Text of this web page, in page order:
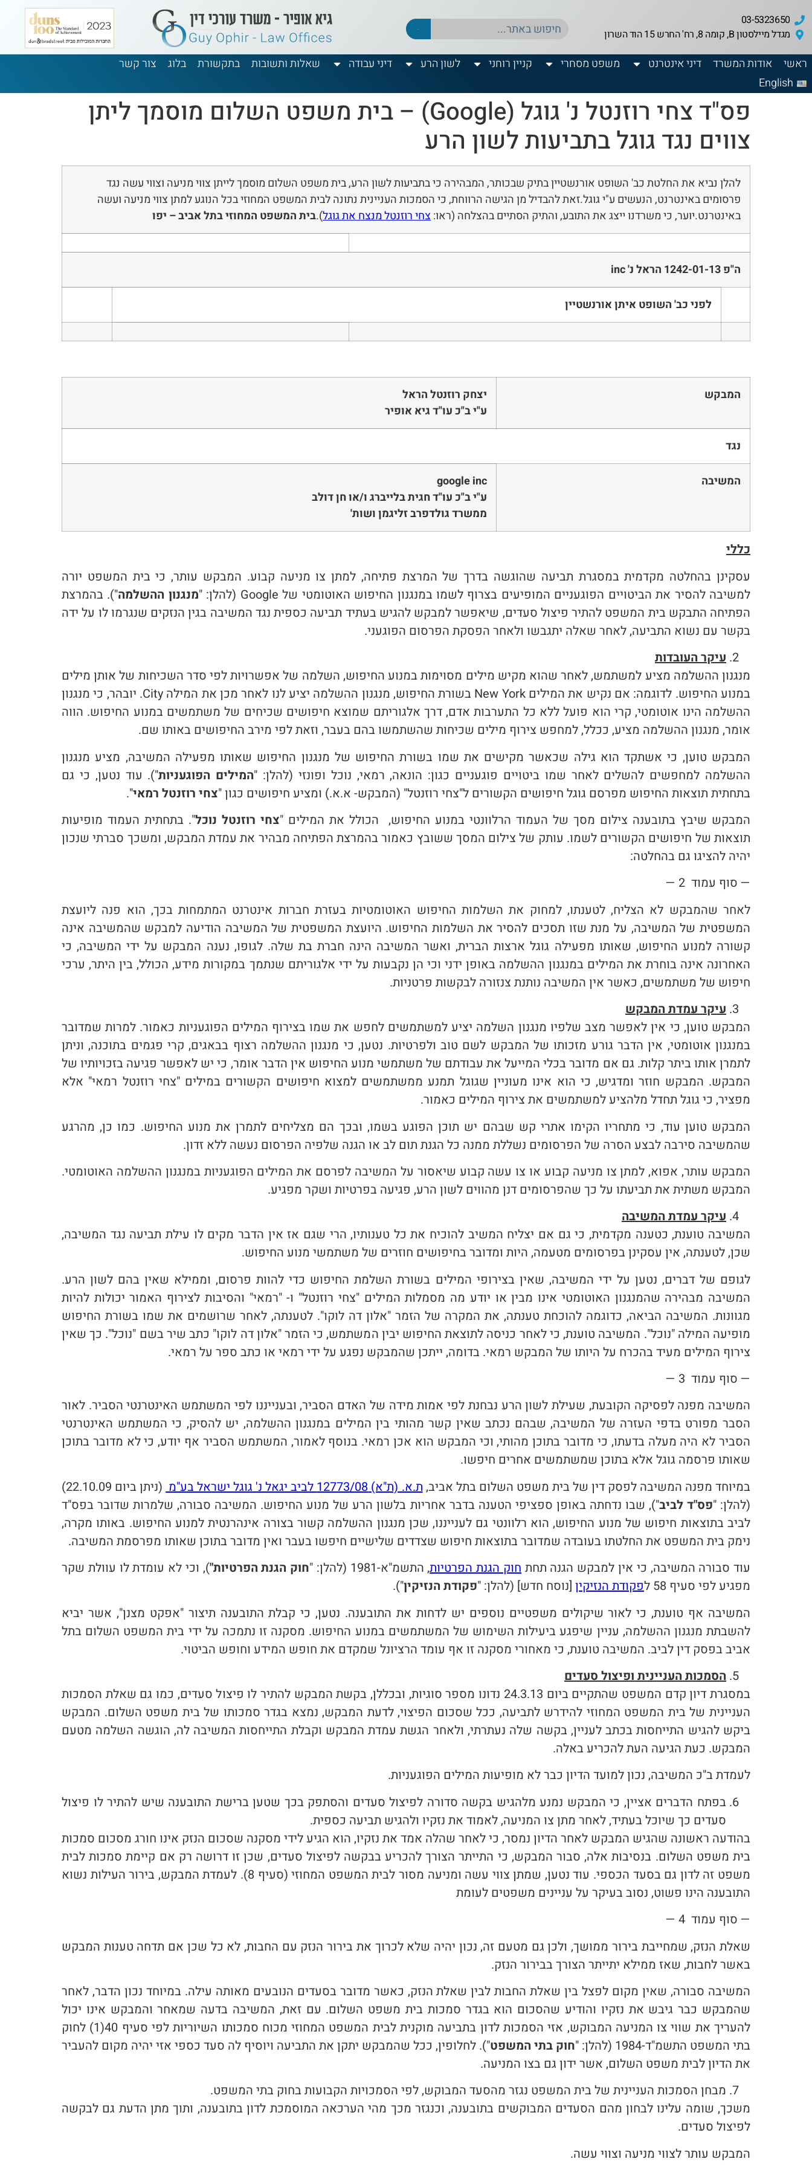
03-5323650
מגדל מיילסטון B, קומה 8, רח' החרש 15 הוד השרון
ראשי אודות המשרד דיני אינטרנט משפט מסחרי קניין רוחני לשון הרע דיני עבודה שאלות ותשובות בתקשורת בלוג
צור קשר
English
פס"ד צחי רוזנטל נ' גוגל (Google) – בית משפט השלום מוסמך ליתן
צווים נגד גוגל בתביעות לשון הרע
להלן נביא את החלטת כב' השופט אורנשטיין בתיק שבכותר, המבהירה כי בתביעות לשון הרע, בית משפט השלום מוסמך לייתן צווי מניעה וצווי עשה נגד
פרסומים באינטרנט, הנעשים ע"י גוגל.זאת להבדיל מן הגישה הרווחת, כי הסמכות העניינית נתונה לבית המשפט המחוזי בכל הנוגע למתן צווי מניעה ועשה
באינטרנט.יוער, כי משרדנו ייצג את התובע, והתיק הסתיים בהצלחה (ראו:צחי רוזנטל מנצח את גוגל).בית המשפט המחוזי בתל אביב – יפו
ה"פ 1242-01-13 הראל נ' inc
לפני כב' השופט איתן אורנשטיין
המבקש
יצחק רוזנטל הראל
ע"י ב"כ עו"ד גיא אופיר
נגד
המשיבה
google inc
ע"י ב"כ עו"ד חגית בלייברג ו/או חן דולב
ממשרד גולדפרב זליגמן ושות'
כללי
עסקינן בהחלטה מקדמית במסגרת תביעה שהוגשה בדרך של המרצת פתיחה, למתן צו מניעה קבוע. המבקש עותר, כי בית המשפט יורה
למשיבה להסיר את הביטויים הפוגעניים המופיעים בצרוף לשמו במנגנון החיפוש האוטומטי של Google (להלן: "
מנגנון ההשלמה"). בהמרצת
הפתיחה התבקש בית המשפט להתיר פיצול סעדים, שיאפשר למבקש להגיש בעתיד תביעה כספית נגד המשיבה בגין הנזקים שנגרמו לו על ידה
בקשר עם נשוא התביעה, לאחר שאלה יתגבשו ולאחר הפסקת הפרסום הפוגעני.
עיקר העובדות
מנגנון ההשלמה מציע למשתמש, לאחר שהוא מקיש מילים מסוימות במנוע החיפוש, השלמה של אפשרויות לפי סדר השכיחות של אותן מילים
במנוע החיפוש. לדוגמה: אם נקיש את המילים New York בשורת החיפוש, מנגנון ההשלמה יציע לנו לאחר מכן את המילה City. יובהר, כי מנגנון
ההשלמה הינו אוטומטי, קרי הוא פועל ללא כל התערבות אדם, דרך אלגוריתם שמוצא חיפושים שכיחים של משתמשים במנוע החיפוש. הווה
אומר, מנגנון ההשלמה מציע, ככלל, למחפש צירוף מילים שכיחות שהשתמשו בהם בעבר, וזאת לפי מירב החיפושים באותו שם.
המבקש טוען, כי אשתקד הוא גילה שכאשר מקישים את שמו בשורת החיפוש של מנגנון החיפוש שאותו מפעילה המשיבה, מציע מנגנון
ההשלמה למחפשים להשלים לאחר שמו ביטויים פוגעניים כגון: הונאה, רמאי, נוכל ופונזי (להלן: "המילים הפוגעניות"). עוד נטען, כי גם
בתחתית תוצאות החיפוש מפרסם גוגל חיפושים הקשורים ל"צחי רוזנטל" (המבקש- א.א.) ומציע חיפושים כגון "צחי רוזנטל רמאי".
המבקש שיבץ בתובענה צילום מסך של העמוד הרלוונטי במנוע החיפוש, הכולל את המילים "צחי רוזנטל נוכל". בתחתית העמוד מופיעות
תוצאות של חיפושים הקשורים לשמו. עותק של צילום המסך ששובץ כאמור בהמרצת הפתיחה מבהיר את עמדת המבקש, ומשכך סברתי שנכון
יהיה להציגו גם בהחלטה:
— סוף עמוד 2 —
לאחר שהמבקש לא הצליח, לטענתו, למחוק את השלמות החיפוש האוטומטיות בעזרת חברות אינטרנט המתמחות בכך, הוא פנה ליועצת
המשפטית של המשיבה, על מנת שזו תסכים להסיר את השלמות החיפוש. היועצת המשפטית של המשיבה הודיעה למבקש שהמשיבה אינה
קשורה למנוע החיפוש, שאותו מפעילה גוגל ארצות הברית, ואשר המשיבה הינה חברת בת שלה. לגופו, נענה המבקש על ידי המשיבה, כי
האחרונה אינה בוחרת את המילים במנגנון ההשלמה באופן ידני וכי הן נקבעות על ידי אלגוריתם שנתמך במקורות מידע, הכולל, בין היתר, ערכי
חיפוש של משתמשים, כאשר אין המשיבה נותנת צנזורה לבקשות פרטניות.
עיקר עמדת המבקש
המבקש טוען, כי אין לאפשר מצב שלפיו מנגנון השלמה יציע למשתמשים לחפש את שמו בצירוף המילים הפוגעניות כאמור. למרות שמדובר
במנגנון אוטומטי, אין הדבר גורע מזכותו של המבקש לשם טוב ולפרטיות. נטען, כי מנגנון ההשלמה רצוף בבאגים, קרי פגמים בתוכנה, וניתן
לתמרן אותו ביתר קלות. גם אם מדובר בכלי המייעל את עבודתם של משתמשי מנוע החיפוש אין הדבר אומר, כי יש לאפשר פגיעה בזכויותיו של
המבקש. המבקש חוזר ומדגיש, כי הוא אינו מעוניין שגוגל תמנע ממשתמשים למצוא חיפושים הקשורים במילים "צחי רוזנטל רמאי" אלא
מפציר, כי גוגל תחדל מלהציע למשתמשים את צירוף המילים כאמור.
המבקש טוען עוד, כי מתחריו הקימו אתרי קש שבהם יש תוכן הפוגע בשמו, ובכך הם מצליחים לתמרן את מנוע החיפוש. כמו כן, מהרגע
שהמשיבה סירבה לבצע הסרה של הפרסומים נשללת ממנה כל הגנת תום לב או הגנה שלפיה הפרסום נעשה ללא זדון.
המבקש עותר, אפוא, למתן צו מניעה קבוע או צו עשה קבוע שיאסור על המשיבה לפרסם את המילים הפוגעניות במנגנון ההשלמה האוטומטי.
המבקש משתית את תביעתו על כך שהפרסומים דנן מהווים לשון הרע, פגיעה בפרטיות ושקר מפגיע.
עיקר עמדת המשיבה
המשיבה טוענת, כטענה מקדמית, כי גם אם יצליח המשיב להוכיח את כל טענותיו, הרי שגם אז אין הדבר מקים לו עילת תביעה נגד המשיבה,
שכן, לטענתה, אין עסקינן בפרסומים מטעמה, היות ומדובר בחיפושים חוזרים של משתמשי מנוע החיפוש.
לגופם של דברים, נטען על ידי המשיבה, שאין בצירופי המילים בשורת השלמת החיפוש כדי להוות פרסום, וממילא שאין בהם לשון הרע.
המשיבה מבהירה שהמנגנון האוטומטי אינו מבין או יודע מה מסמלות המילים "צחי רוזנטל" ו- "רמאי" והסיבות לצירוף האמור יכולות להיות
מגוונות. המשיבה הביאה, כדוגמה להוכחת טענתה, את המקרה של הזמר "אלון דה לוקו". לטענתה, לאחר שרושמים את שמו בשורת החיפוש
מופיעה המילה "נוכל". המשיבה טוענת, כי לאחר כניסה לתוצאת החיפוש יבין המשתמש, כי הזמר "אלון דה לוקו" כתב שיר בשם "נוכל". כך שאין
צירוף המילים מעיד בהכרח על היותו של המבקש רמאי. בדומה, ייתכן שהמבקש נפגע על ידי רמאי או כתב ספר על רמאי.
— סוף עמוד 3 —
המשיבה מפנה לפסיקה הקובעת, שעילת לשון הרע נבחנת לפי אמות מידה של האדם הסביר, ובענייננו לפי המשתמש האינטרנטי הסביר. לאור
הסבר מפורט בדפי העזרה של המשיבה, שבהם נכתב שאין קשר מהותי בין המילים במנגנון ההשלמה, יש להסיק, כי המשתמש האינטרנטי
הסביר לא היה מעלה בדעתו, כי מדובר בתוכן מהותי, וכי המבקש הוא אכן רמאי. בנוסף לאמור, המשתמש הסביר אף יודע, כי לא מדובר בתוכן
שאותו פרסמה גוגל אלא בתוכן שמשתמשים אחרים חיפשו.
במיוחד מפנה המשיבה לפסק דין של בית משפט השלום בתל אביב,ת.א. (ת"א) 12773/08 לביב יגאל נ' גוגל ישראל בע"מ
(ניתן ביום 22.10.09)
(להלן: "פס"ד לביב"), שבו נדחתה באופן ספציפי הטענה בדבר אחריות בלשון הרע של מנוע החיפוש. המשיבה סבורה, שלמרות שדובר בפס"ד
לביב בתוצאות חיפוש של מנוע החיפוש, הוא רלוונטי גם לענייננו, שכן מנגנון ההשלמה קשור בצורה אינהרנטית למנוע החיפוש. באותו מקרה,
נימק בית המשפט את החלטתו בעובדה שמדובר בתוצאות חיפוש שצדדים שלישיים חיפשו בעבר ואין מדובר בתוכן שאותו מפרסמת המשיבה.
עוד סבורה המשיבה, כי אין למבקש הגנה תחתחוק הגנת הפרטיות, התשמ"א-1981 (להלן: " חוק הגנת הפרטיות"), וכי לא עומדת לו עוולת שקר
מפגיע לפי סעיף 58 ל
פקודת הנזיקין [נוסח חדש] (להלן: "פקודת הנזיקין").
המשיבה אף טוענת, כי לאור שיקולים משפטיים נוספים יש לדחות את התובענה. נטען, כי קבלת התובענה תיצור "אפקט מצנן", אשר יביא
להשבתת מנגנון ההשלמה, עניין שיפגע ביעילות השימוש של המשתמשים במנוע החיפוש. מסקנה זו נתמכה על ידי בית המשפט השלום בתל
אביב בפסק דין לביב. המשיבה טוענת, כי מאחורי מסקנה זו אף עומד הרציונל שמקדם את חופש המידע וחופש הביטוי.
הסמכות העניינית ופיצול סעדים
במסגרת דיון קדם המשפט שהתקיים ביום 24.3.13 נדונו מספר סוגיות, ובכללן, בקשת המבקש להתיר לו פיצול סעדים, כמו גם שאלת הסמכות
העניינית של בית המשפט המחוזי להידרש לתביעה, ככל שסכום הפיצוי, לדעת המבקש, נמצא בגדר סמכותו של בית משפט השלום. המבקש
ביקש להגיש התייחסות בכתב לעניין, בקשה שלה נעתרתי, ולאחר הגשת עמדת המבקש וקבלת התייחסות המשיבה לה, הוגשה השלמה מטעם
המבקש. כעת הגיעה העת להכריע באלה.
לעמדת ב"כ המשיבה, נכון למועד הדיון כבר לא מופיעות המילים הפוגעניות.
בפתח הדברים אציין, כי המבקש נמנע מלהגיש בקשה סדורה לפיצול סעדים והסתפק בכך שטען ברישת התובענה שיש להתיר לו פיצול
סעדים כך שיוכל בעתיד, לאחר מתן צו המניעה, לאמוד את נזקיו ולהגיש תביעה כספית.
בהודעה ראשונה שהגיש המבקש לאחר הדיון נמסר, כי לאחר שהלה אמד את נזקיו, הוא הגיע לידי מסקנה שסכום הנזק אינו חורג מסכום סמכות
בית משפט השלום. בנסיבות אלה, סבור המבקש, כי התייתר הצורך להכריע בבקשה לפיצול סעדים, שכן זו דרושה רק אם קיימת סמכות לבית
משפט זה לדון גם בסעד הכספי. עוד נטען, שמתן צווי עשה ומניעה מסור לבית המשפט המחוזי (סעיף 8). לעמדת המבקש, בירור העילות נשוא
התובענה הינו פשוט, נסוב בעיקר על עניינים משפטים לעומת
— סוף עמוד 4 —
שאלת הנזק, שמחייבת בירור ממושך, ולכן גם מטעם זה, נכון יהיה שלא לכרוך את בירור הנזק עם החבות, לא כל שכן אם תדחה טענות המבקש
באשר לחבות, שאז ממילא יתייתר הצורך בבירור הנזק.
המשיבה סבורה, שאין מקום לפצל בין שאלת החבות לבין שאלת הנזק, כאשר מדובר בסעדים הנובעים מאותה עילה. במיוחד נכון הדבר, לאחר
שהמבקש כבר גיבש את נזקיו והודיע שהסכום הוא בגדר סמכות בית משפט השלום. עם זאת, המשיבה בדעה שמאחר והמבקש אינו יכול
להעריך את שווי צו המניעה המבוקש, אזי הסמכות לדון בתביעה מוקנית לבית המשפט המחוזי מכוח סמכותו השיוריות לפי סעיף 40(1) לחוק
בתי המשפט התשמ"ד-1984 (להלן: "
חוק בתי המשפט"). לחלופין, ככל שהמבקש יתקן את התביעה ויוסיף לה סעד כספי אזי יהיה מקום להעביר
את הדיון לבית משפט השלום, אשר ידון גם בצו המניעה.
מבחן הסמכות העניינית של בית המשפט נגזר מהסעד המבוקש, לפי הסמכויות הקבועות בחוק בתי המשפט.
משכך, שומה עלינו לבחון מהם הסעדים המבוקשים בתובענה, וכנגזר מכך מהי הערכאה המוסמכת לדון בתובענה, ותוך מתן הדעת גם לבקשה
לפיצול סעדים.
המבקש עותר לצווי מניעה וצווי עשה.